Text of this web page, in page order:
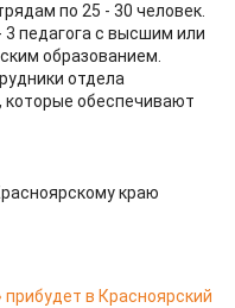
по 25 - 30 человек.
педагога с высшим или
образованием.
отдела
которые обеспечивают
краю
в Красноярский